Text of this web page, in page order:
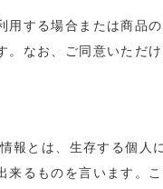
用する場合または商品
。なお、ご同意いただ
報とは、生存する個人
来るものを言います。